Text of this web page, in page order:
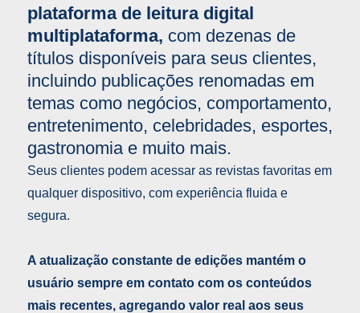
plataforma de leitura digital
multiplataforma, com dezenas de
títulos disponíveis para seus clientes,
incluindo publicações renomadas em
temas como negócios, comportamento,
entretenimento, celebridades, esportes,
gastronomia e muito mais.
Seus clientes podem acessar as revistas favoritas em
qualquer dispositivo, com experiência fluida e
segura.
A atualização constante de edições mantém o
usuário sempre em contato com os conteúdos
mais recentes, agregando valor real aos seus